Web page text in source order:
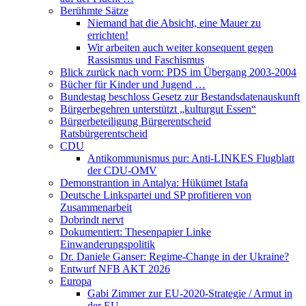
Berühmte Sätze
Niemand hat die Absicht, eine Mauer zu
errichten!
Wir arbeiten auch weiter konsequent gegen
Rassismus und Faschismus
Blick zurück nach vorn: PDS im Übergang 2003-2004
Bücher für Kinder und Jugend …
Bundestag beschloss Gesetz zur Bestandsdatenauskunft
Bürgerbegehren unterstützt „kulturgut Essen“
Bürgerbeteiligung Bürgerentscheid
Ratsbürgerentscheid
CDU
Antikommunismus pur: Anti-LINKES Flugblatt
der CDU-OMV
Demonstrantion in Antalya: Hükümet Istafa
Deutsche Linkspartei und SP profitieren von
Zusammenarbeit
Dobrindt nervt
Dokumentiert: Thesenpapier Linke
Einwanderungspolitik
Dr. Daniele Ganser: Regime-Change in der Ukraine?
Entwurf NFB AKT 2026
Europa
Gabi Zimmer zur EU-2020-Strategie / Armut in